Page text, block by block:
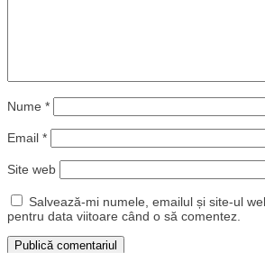
Nume *
Email *
Site web
Salvează-mi numele, emailul și site-ul
pentru data viitoare când o să comentez.